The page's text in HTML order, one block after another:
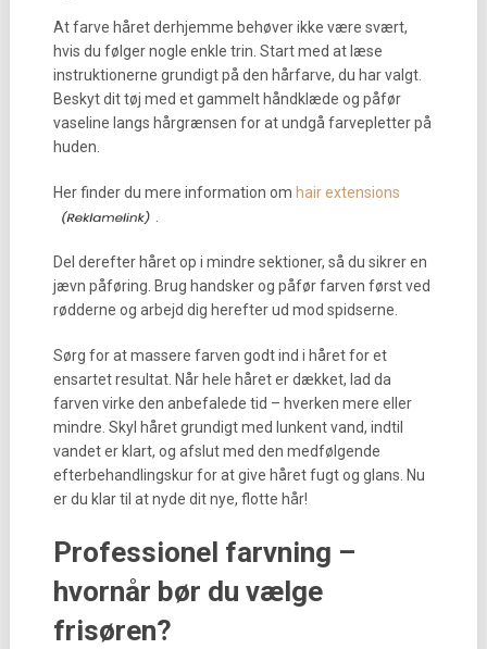
At farve håret derhjemme behøver ikke være svært,
hvis du følger nogle enkle trin. Start med at læse
instruktionerne grundigt på den hårfarve, du har valgt.
Beskyt dit tøj med et gammelt håndklæde og påfør
vaseline langs hårgrænsen for at undgå farvepletter på
huden.
Her finder du mere information om hair extensions
Del derefter håret op i mindre sektioner, så du sikrer en
jævn påføring. Brug handsker og påfør farven først ved
rødderne og arbejd dig herefter ud mod spidserne.
Sørg for at massere farven godt ind i håret for et
ensartet resultat. Når hele håret er dækket, lad da
farven virke den anbefalede tid – hverken mere eller
mindre. Skyl håret grundigt med lunkent vand, indtil
vandet er klart, og afslut med den medfølgende
efterbehandlingskur for at give håret fugt og glans. Nu
er du klar til at nyde dit nye, flotte hår!
Professionel farvning –
hvornår bør du vælge
frisøren?